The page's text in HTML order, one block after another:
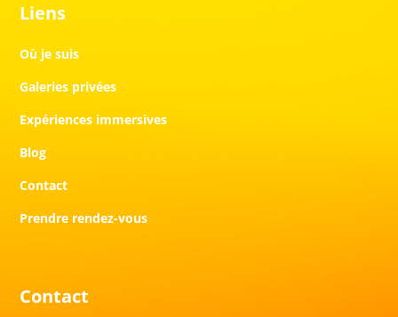
Liens
Où je suis
Galeries privées
Expériences immersives
Blog
Contact
Prendre rendez-vous
Contact